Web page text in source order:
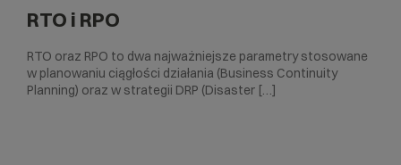
RTO i RPO
RTO oraz RPO to dwa najważniejsze parametry stosowane
w planowaniu ciągłości działania (Business Continuity
Planning) oraz w strategii DRP (Disaster […]